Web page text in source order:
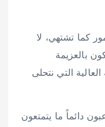
كما تشتهي، لا
بالعزيمة
التي نتحلى
دائماً ما يتمتعون